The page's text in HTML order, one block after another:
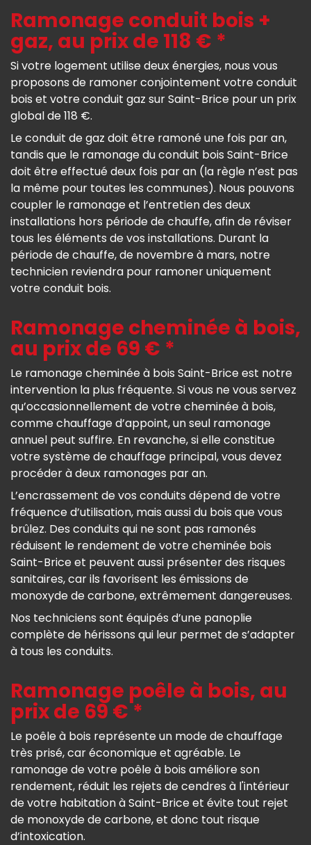
Ramonage conduit bois +
gaz, au prix de 118 € *
Si votre logement utilise deux énergies, nous vous
proposons de ramoner conjointement votre conduit
bois et votre conduit gaz sur Saint-Brice pour un prix
global de 118 €.
Le conduit de gaz doit être ramoné une fois par an,
tandis que le ramonage du conduit bois Saint-Brice
doit être effectué deux fois par an (la règle n’est pas
la même pour toutes les communes). Nous pouvons
coupler le ramonage et l’entretien des deux
installations hors période de chauffe, afin de réviser
tous les éléments de vos installations. Durant la
période de chauffe, de novembre à mars, notre
technicien reviendra pour ramoner uniquement
votre conduit bois.
Ramonage cheminée à bois,
au prix de 69 € *
Le ramonage cheminée à bois Saint-Brice est notre
intervention la plus fréquente. Si vous ne vous servez
qu’occasionnellement de votre cheminée à bois,
comme chauffage d’appoint, un seul ramonage
annuel peut suffire. En revanche, si elle constitue
votre système de chauffage principal, vous devez
procéder à deux ramonages par an.
L’encrassement de vos conduits dépend de votre
fréquence d’utilisation, mais aussi du bois que vous
brûlez. Des conduits qui ne sont pas ramonés
réduisent le rendement de votre cheminée bois
Saint-Brice et peuvent aussi présenter des risques
sanitaires, car ils favorisent les émissions de
monoxyde de carbone, extrêmement dangereuses.
Nos techniciens sont équipés d’une panoplie
complète de hérissons qui leur permet de s’adapter
à tous les conduits.
Ramonage poêle à bois, au
prix de 69 € *
Le poêle à bois représente un mode de chauffage
très prisé, car économique et agréable. Le
ramonage de votre poêle à bois améliore son
rendement, réduit les rejets de cendres à l'intérieur
de votre habitation à Saint-Brice et évite tout rejet
de monoxyde de carbone, et donc tout risque
d’intoxication.